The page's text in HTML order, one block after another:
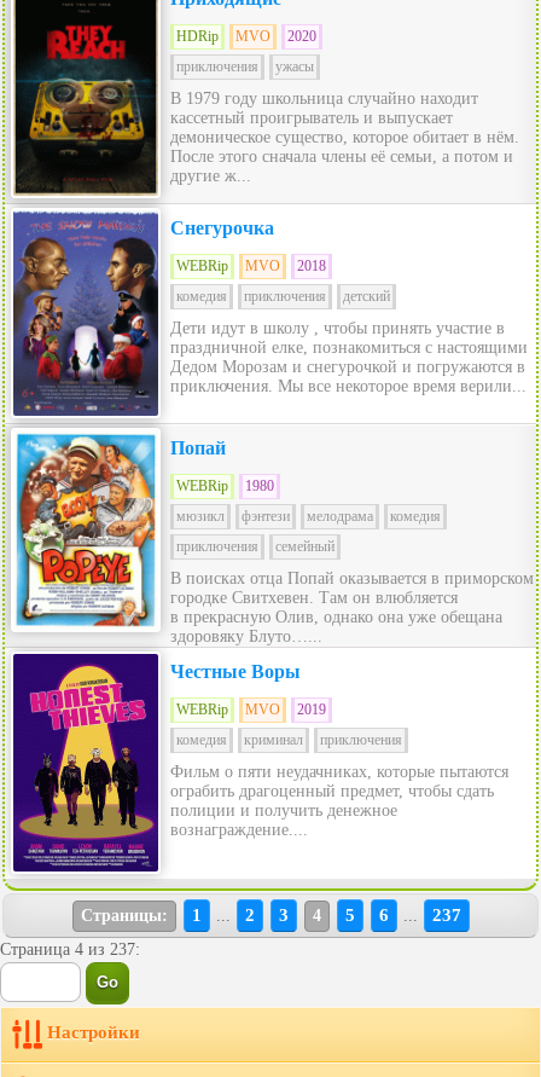
HDRip MVO
2020
приключения
ужасы
В 1979 году школьница случайно находит
кассетный проигрыватель и выпускает
демоническое существо, которое обитает в нём.
После этого сначала члены её семьи, а потом и
другие ж...
Снегурочка
WEBRip MVO
2018
комедия
приключения детский
Дети идут в школу , чтобы принять участие в
праздничной елке, познакомиться с настоящими
Дедом Морозам и снегурочкой и погружаются в
приключения. Мы все некоторое время верили...
Попай
WEBRip
1980
мюзикл
фэнтези мелодрама
комедия
приключения
семейный
В поисках отца Попай оказывается в приморском
городке Свитхевен. Там он влюбляется
в прекрасную Олив, однако она уже обещана
здоровяку Блуто…...
Честные Воры
WEBRip MVO
2019
комедия
криминал приключения
Фильм о пяти неудачниках, которые пытаются
ограбить драгоценный предмет, чтобы сдать
полиции и получить денежное
вознаграждение....
Страницы: 1 ... 2 3 4 5 6 ... 237
Страница 4 из 237:
Настройки